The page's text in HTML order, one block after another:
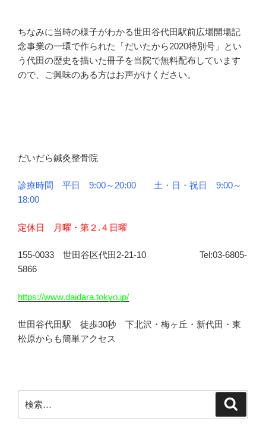
ちなみに当時の様子がわかる世田谷代田駅前広場開場記
念事業の一環で作られた「だいたから2020特別号」とい
う代田の歴史を描いた冊子を当院で無料配布しています
ので、ご興味のある方はお声がけください。
だいだら鍼灸整骨院
診療時間 平日 9:00～20:00 土・日・祝日 9:00～
18:00
定休日 月曜・第２.４日曜
155-0033 世田谷区代田2-21-10 Tel:03-6805-
5866
https://www.daidara.tokyo.jp/
世田谷代田駅 徒歩30秒 下北沢・梅ヶ丘・新代田・東
松原からも簡単アクセス
索: